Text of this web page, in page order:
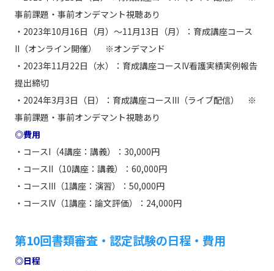
事前課題・事前オンデマント視聴あり
・2023年10月16日（月）～11月13日（月）：育成講座コース
II（オンライン開催） ※オンデマンド
・2023年11月22日（水）：育成講座コースIV看護実績実例報告
提出締切
・2024年3月3日（日）：育成講座コースIII（ライブ配信） ※
事前課題・事前オンデマント視聴あり
◎費用
・コースI（4講座：講義）：30,000円
・コースII（10講座：講義）：60,000円
・コースIII（1講座：演習）：50,000円
・コースIV（1講座：論文評価）：24,000円
第10回書類審査・認定試験の日程・費用
◎日程